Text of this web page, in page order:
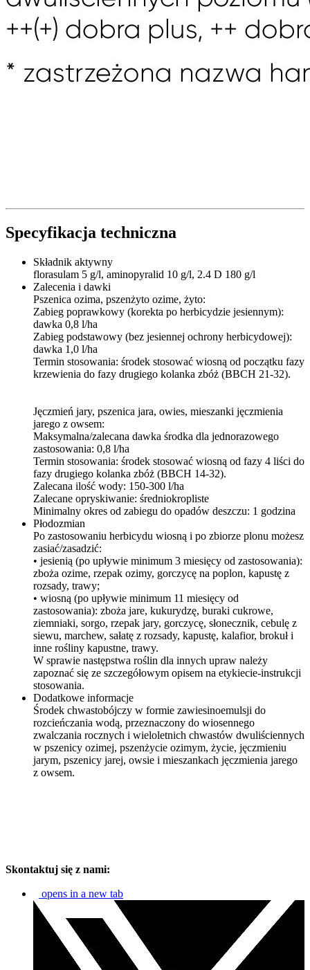
Specyfikacja techniczna
Składnik aktywny
florasulam 5 g/l, aminopyralid 10 g/l, 2.4 D 180 g/l
Zalecenia i dawki
Pszenica ozima, pszenżyto ozime, żyto:
Zabieg poprawkowy (korekta po herbicydzie jesiennym):
dawka 0,8 l/ha
Zabieg podstawowy (bez jesiennej ochrony herbicydowej):
dawka 1,0 l/ha
Termin stosowania: środek stosować wiosną od początku fazy
krzewienia do fazy drugiego kolanka zbóż (BBCH 21-32).
Jęczmień jary, pszenica jara, owies, mieszanki jęczmienia
jarego z owsem:
Maksymalna/zalecana dawka środka dla jednorazowego
zastosowania: 0,8 l/ha
Termin stosowania: środek stosować wiosną od fazy 4 liści do
fazy drugiego kolanka zbóż (BBCH 14-32).
Zalecana ilość wody: 150-300 l/ha
Zalecane opryskiwanie: średniokropliste
Minimalny okres od zabiegu do opadów deszczu: 1 godzina
Płodozmian
Po zastosowaniu herbicydu wiosną i po zbiorze plonu możesz
zasiać/zasadzić:
• jesienią (po upływie minimum 3 miesięcy od zastosowania):
zboża ozime, rzepak ozimy, gorczycę na poplon, kapustę z
rozsady, trawy;
• wiosną (po upływie minimum 11 miesięcy od
zastosowania): zboża jare, kukurydzę, buraki cukrowe,
ziemniaki, sorgo, rzepak jary, gorczycę, słonecznik, cebulę z
siewu, marchew, sałatę z rozsady, kapustę, kalafior, brokuł i
inne rośliny kapustne, trawy.
W sprawie następstwa roślin dla innych upraw należy
zapoznać się ze szczegółowym opisem na etykiecie-instrukcji
stosowania.
Dodatkowe informacje
Środek chwastobójczy w formie zawiesinoemulsji do
rozcieńczania wodą, przeznaczony do wiosennego
zwalczania rocznych i wieloletnich chwastów dwuliściennych
w pszenicy ozimej, pszenżycie ozimym, życie, jęczmieniu
jarym, pszenicy jarej, owsie i mieszankach jęczmienia jarego
z owsem.
Skontaktuj się z nami:
opens in a new tab